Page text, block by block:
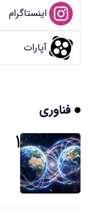
اینستاگرام
آپارات
فناوری
۱